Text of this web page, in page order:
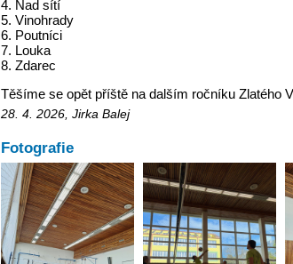
Nad sítí
Vinohrady
Poutníci
Louka
Zdarec
Těšíme se opět příště na dalším ročníku Zlatého
28. 4. 2026, Jirka Balej
Fotografie